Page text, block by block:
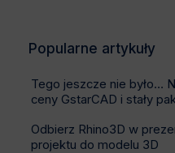
Popularne artykuły
Tego jeszcze nie było…
ceny GstarCAD i stały
Odbierz Rhino3D w
projektu do modelu 3D